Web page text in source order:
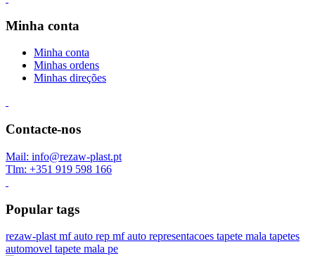
Minha conta
Minha conta
Minhas ordens
Minhas direções
Contacte-nos
Mail: info@rezaw-plast.pt
Tlm: +351 919 598 166
Popular tags
rezaw-plast mf auto rep mf auto representacoes tapete mala tapetes
automovel tapete mala pe